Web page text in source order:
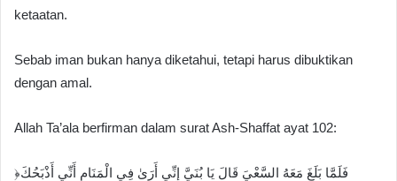
ketaatan.
Sebab iman bukan hanya diketahui, tetapi harus dibuktikan
dengan amal.
Allah Ta’ala berfirman dalam surat Ash-Shaffat ayat 102:
﴿فَلَمَّا بَلَغَ مَعَهُ السَّعْيَ قَالَ يَا بُنَيَّ إِنِّي أَرَىٰ فِي الْمَنَامِ أَنِّي أَذْبَحُكَ